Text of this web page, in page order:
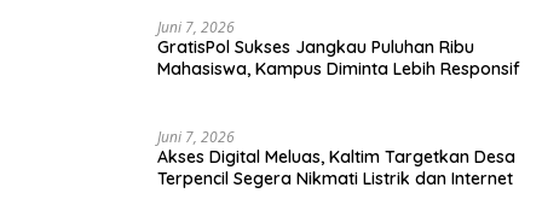
Juni 7, 2026
GratisPol Sukses Jangkau Puluhan Ribu
Mahasiswa, Kampus Diminta Lebih Responsif
Juni 7, 2026
Akses Digital Meluas, Kaltim Targetkan Desa
Terpencil Segera Nikmati Listrik dan Internet